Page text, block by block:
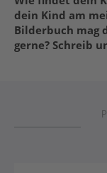
dein Kind am
Bilderbuch mag
gerne? Schreib